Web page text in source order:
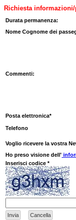
Richiesta
Durata permanenza:
Nome Cognome dei
Commenti:
Posta elettronica*
Telefono
Voglio ricevere la vostra
Ho preso visione dell'
Inserisci codice *